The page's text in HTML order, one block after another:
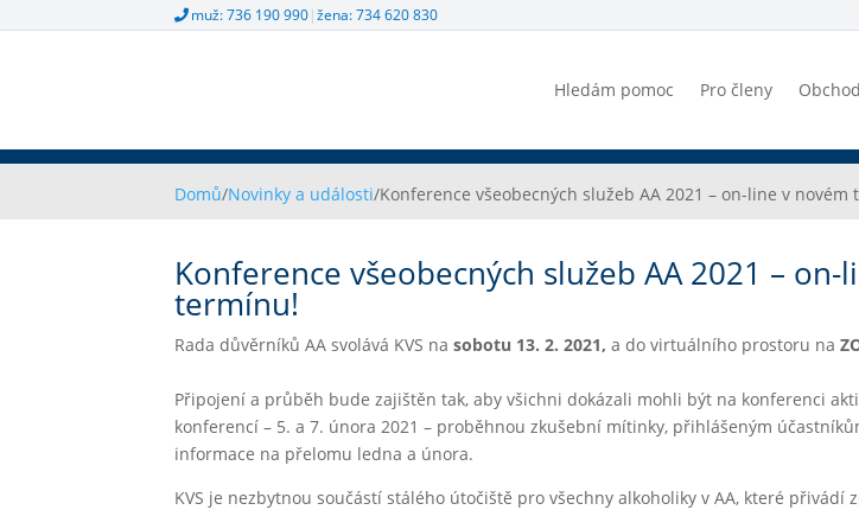
muž: 736 190 990|žena: 734 620 830
Hledám pomoc Pro členy Obchod
Domů/Novinky a události/Konference všeobecných služeb AA 2021 – on-line v novém
Konference všeobecných služeb AA 2021 – on-
termínu!
Rada důvěrníků AA svolává KVS nasobotu 13. 2. 2021, a do virtuálního prostoru na
Připojení a průběh bude zajištěn tak, aby všichni dokázali mohli být na konferenci
konferencí – 5. a 7. února 2021 – proběhnou zkušební mítinky, přihlášeným
informace na přelomu ledna a února.
KVS je nezbytnou součástí stálého útočiště pro všechny alkoholiky v AA, které přivádí